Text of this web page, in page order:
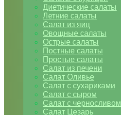
Диетические салаты
Летние салаты
Салат из яиц
Овощные салаты
Острые салаты
Постные салаты
Простые салаты
Салат из печени
Салат Оливье
Салат с сухариками
Салат с сыром
Салат с черносливом
Салат Цезарь